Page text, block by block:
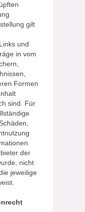
gilt
und
in vom
Formen
sind. Für
der
nicht
jeweilige